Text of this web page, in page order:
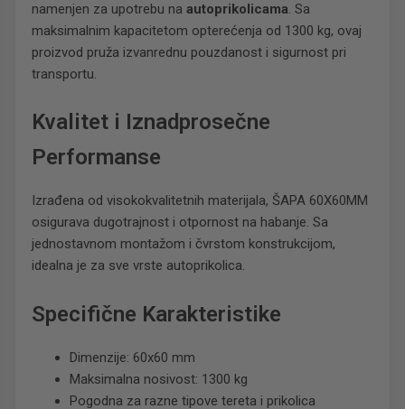
namenjen za upotrebu na autoprikolicama. Sa
maksimalnim kapacitetom opterećenja od 1300 kg, ovaj
proizvod pruža izvanrednu pouzdanost i sigurnost pri
transportu.
Kvalitet i Iznadprosečne
Performanse
Izrađena od visokokvalitetnih materijala, ŠAPA 60X60MM
osigurava dugotrajnost i otpornost na habanje. Sa
jednostavnom montažom i čvrstom konstrukcijom,
idealna je za sve vrste autoprikolica.
Specifične Karakteristike
Dimenzije: 60x60 mm
Maksimalna nosivost: 1300 kg
Pogodna za razne tipove tereta i prikolica